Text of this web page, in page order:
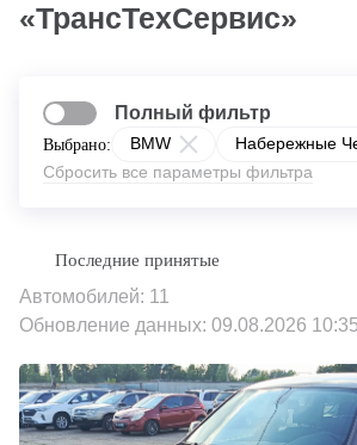
«ТрансТехСервис»
Выбрано: BMW
Набережные
Сбросить все параметры фильтра
Полный фильтр
Автомобилей: 11
Обновление данных: 09.08.2026